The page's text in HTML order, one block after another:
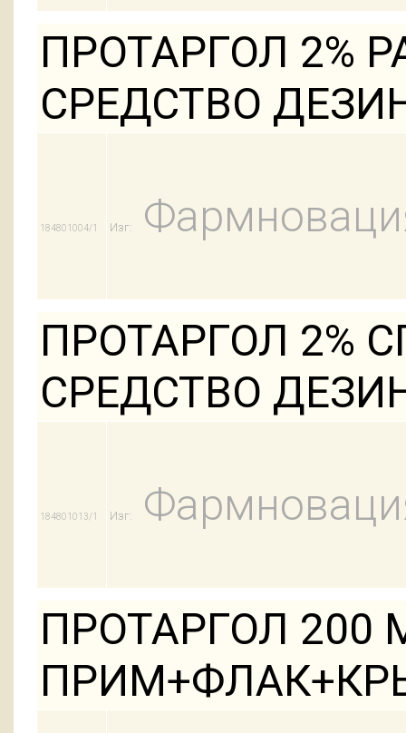
ПРОТАРГОЛ 2%
СРЕДСТВО
184801004/1 Изг:
ПРОТАРГОЛ 2%
СРЕДСТВО
184801013/1 Изг:
ПРОТАРГОЛ 200